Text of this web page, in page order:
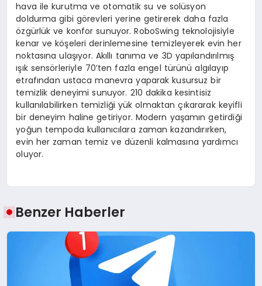
hava ile kurutma ve otomatik su ve solüsyon
doldurma gibi görevleri yerine getirerek daha fazla
özgürlük ve konfor sunuyor. RoboSwing teknolojisiyle
kenar ve köşeleri derinlemesine temizleyerek evin her
noktasına ulaşıyor. Akıllı tanıma ve 3D yapılandırılmış
ışık sensörleriyle 70’ten fazla engel türünü algılayıp
etrafından ustaca manevra yaparak kusursuz bir
temizlik deneyimi sunuyor. 210 dakika kesintisiz
kullanılabilirken temizliği yük olmaktan çıkararak keyifli
bir deneyim haline getiriyor. Modern yaşamın getirdiği
yoğun tempoda kullanıcılara zaman kazandırırken,
evin her zaman temiz ve düzenli kalmasına yardımcı
oluyor.
Benzer Haberler